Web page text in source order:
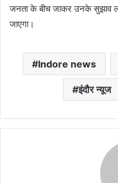
जनता के बीच जाकर उनके सुझाव
जाएगा।
Indore news
इंदौर न्यूज